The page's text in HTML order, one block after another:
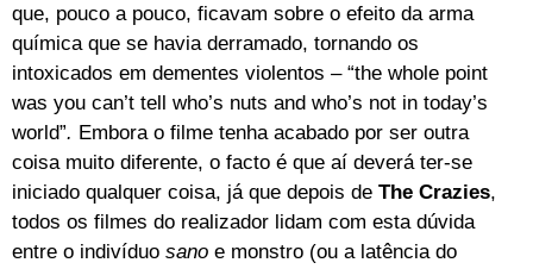
que, pouco a pouco, ficavam sobre o efeito da arma
química que se havia derramado, tornando os
intoxicados em dementes violentos – “the whole point
was you can’t tell who’s nuts and who’s not in today’s
world”. Embora o filme tenha acabado por ser outra
coisa muito diferente, o facto é que aí deverá ter-se
iniciado qualquer coisa, já que depois de The Crazies,
todos os filmes do realizador lidam com esta dúvida
entre o indivíduo sano e monstro (ou a latência do